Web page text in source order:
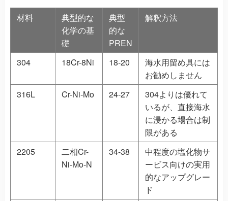
材料
典型的な
化学の基
礎
典型
的な
PREN
解釈方法
304 18Cr-8Ni 18-20
海水用留め具には
お勧めしません
316L
Cr-Ni-Mo 24-27
304よりは優れて
いるが、直接海水
に浸かる場合は制
限がある
2205
二相Cr-
Ni-Mo-N
34-38
中程度の塩化物サ
ービス向けの実用
的なアップグレー
ド